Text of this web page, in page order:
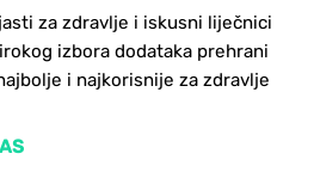
za zdravlje i iskusni liječnici
izbora dodataka prehrani
i najkorisnije za zdravlje